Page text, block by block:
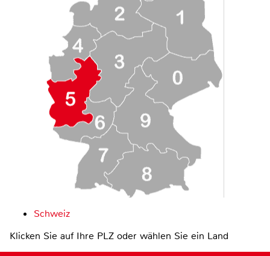
Schweiz
Klicken Sie auf Ihre PLZ oder wählen Sie ein Land